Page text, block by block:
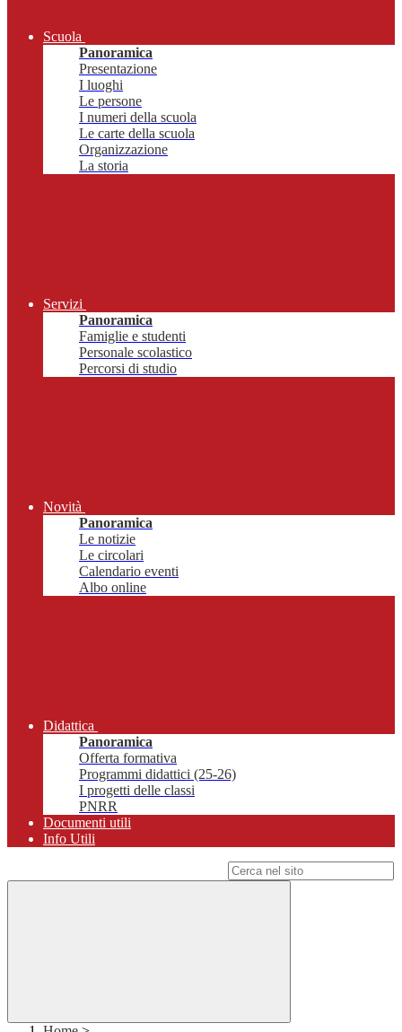
Scuola
Panoramica
Presentazione
I luoghi
Le persone
I numeri della scuola
Le carte della scuola
Organizzazione
La storia
Servizi
Panoramica
Famiglie e studenti
Personale scolastico
Percorsi di studio
Novità
Panoramica
Le notizie
Le circolari
Calendario eventi
Albo online
Didattica
Panoramica
Offerta formativa
Programmi didattici (25-26)
I progetti delle classi
PNRR
Documenti utili
Info Utili